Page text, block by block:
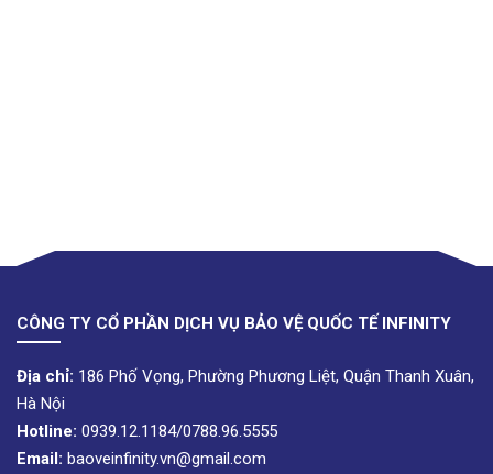
CÔNG TY CỔ PHẦN DỊCH VỤ BẢO VỆ QUỐC TẾ INFINITY
Địa chỉ: 186 Phố Vọng, Phường Phương Liệt, Quận Thanh Xuân,
Hà Nội
Hotline: 0939.12.1184/0788.96.5555
Email: baoveinfinity.vn@gmail.com